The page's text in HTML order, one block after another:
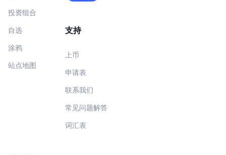
投资组合
自选
涂鸦
站点地图
支持
上币
申请表
联系我们
常见问题解答
词汇表